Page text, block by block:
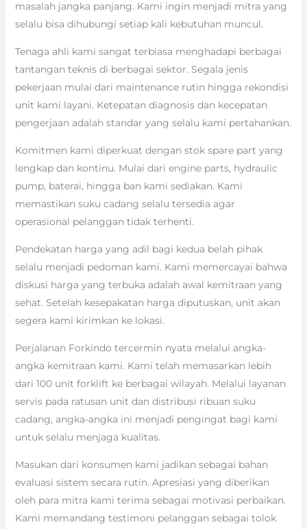
masalah jangka panjang. Kami ingin menjadi mitra yang
selalu bisa dihubungi setiap kali kebutuhan muncul.
Tenaga ahli kami sangat terbiasa menghadapi berbagai
tantangan teknis di berbagai sektor. Segala jenis
pekerjaan mulai dari maintenance rutin hingga rekondisi
unit kami layani. Ketepatan diagnosis dan kecepatan
pengerjaan adalah standar yang selalu kami pertahankan.
Komitmen kami diperkuat dengan stok spare part yang
lengkap dan kontinu. Mulai dari engine parts, hydraulic
pump, baterai, hingga ban kami sediakan. Kami
memastikan suku cadang selalu tersedia agar
operasional pelanggan tidak terhenti.
Pendekatan harga yang adil bagi kedua belah pihak
selalu menjadi pedoman kami. Kami memercayai bahwa
diskusi harga yang terbuka adalah awal kemitraan yang
sehat. Setelah kesepakatan harga diputuskan, unit akan
segera kami kirimkan ke lokasi.
Perjalanan Forkindo tercermin nyata melalui angka-
angka kemitraan kami. Kami telah memasarkan lebih
dari 100 unit forklift ke berbagai wilayah. Melalui layanan
servis pada ratusan unit dan distribusi ribuan suku
cadang, angka-angka ini menjadi pengingat bagi kami
untuk selalu menjaga kualitas.
Masukan dari konsumen kami jadikan sebagai bahan
evaluasi sistem secara rutin. Apresiasi yang diberikan
oleh para mitra kami terima sebagai motivasi perbaikan.
Kami memandang testimoni pelanggan sebagai tolok